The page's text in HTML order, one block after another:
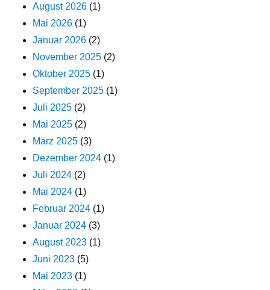
August 2026 (1)
Mai 2026 (1)
Januar 2026 (2)
November 2025 (2)
Oktober 2025 (1)
September 2025 (1)
Juli 2025 (2)
Mai 2025 (2)
März 2025 (3)
Dezember 2024 (1)
Juli 2024 (2)
Mai 2024 (1)
Februar 2024 (1)
Januar 2024 (3)
August 2023 (1)
Juni 2023 (5)
Mai 2023 (1)